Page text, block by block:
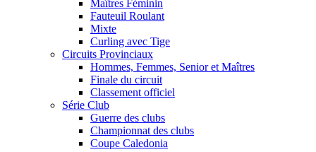
Maîtres Féminin
Fauteuil Roulant
Mixte
Curling avec Tige
Circuits Provinciaux
Hommes, Femmes, Senior et Maîtres
Finale du circuit
Classement officiel
Série Club
Guerre des clubs
Championnat des clubs
Coupe Caledonia